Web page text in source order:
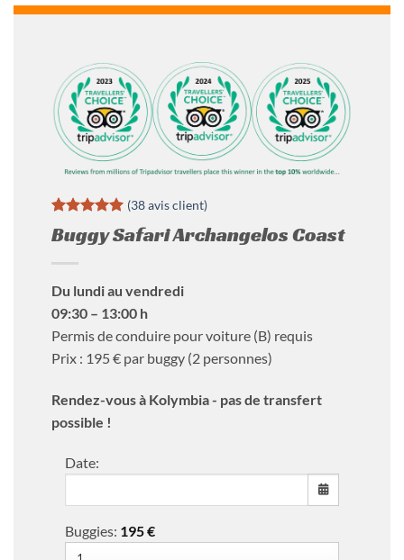
Noté
sur
5 basé sur
38
client
(38avis client)
Buggy Safari Archangelos Coast
Du lundi au vendredi
09:30 – 13:00 h
Permis de conduire pour voiture (B) requis
Prix : 195 € par buggy (2 personnes)
Rendez-vous à Kolymbia - pas de transfert
possible !
Date:
Buggies: 195€